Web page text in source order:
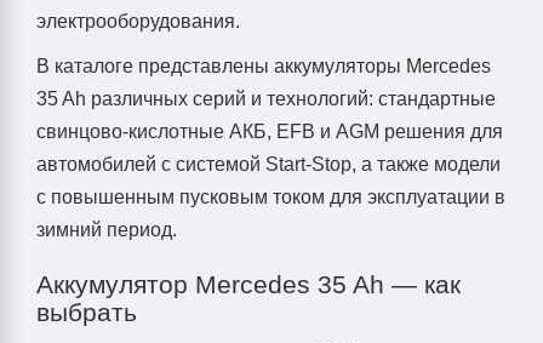
электрооборудования.
В каталоге представлены аккумуляторы Mercedes
35 Ah различных серий и технологий: стандартные
свинцово-кислотные АКБ, EFB и AGM решения для
автомобилей с системой Start-Stop, а также модели
с повышенным пусковым током для эксплуатации в
зимний период.
Аккумулятор Mercedes 35 Ah — как
выбрать